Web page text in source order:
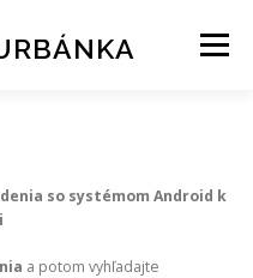
Menu
so systémom Android k
a potom vyhľadajte